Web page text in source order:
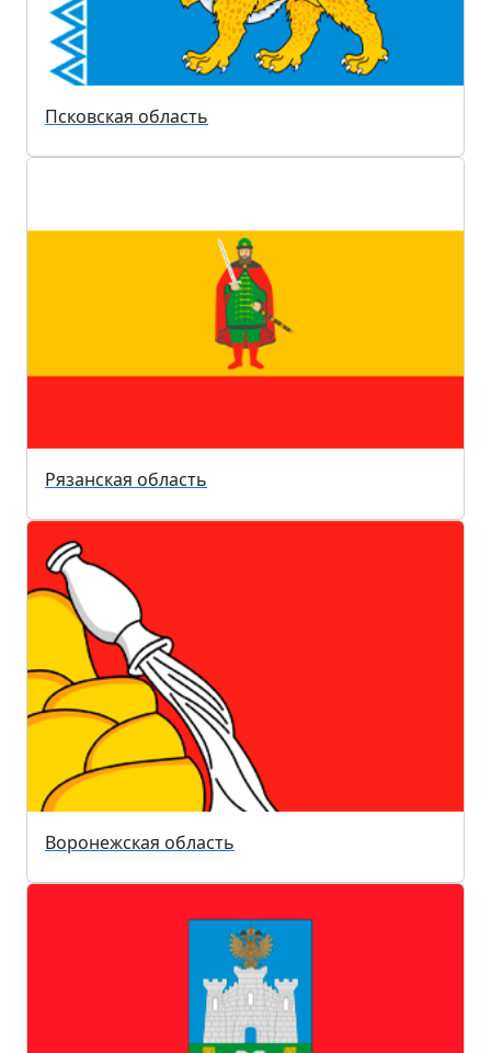
Псковская область
Рязанская область
Воронежская область